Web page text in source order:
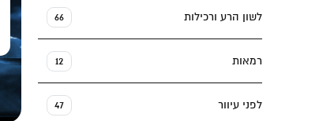
לשון הרע ורכילות 66
רמאות 12
לפני עיוור 47